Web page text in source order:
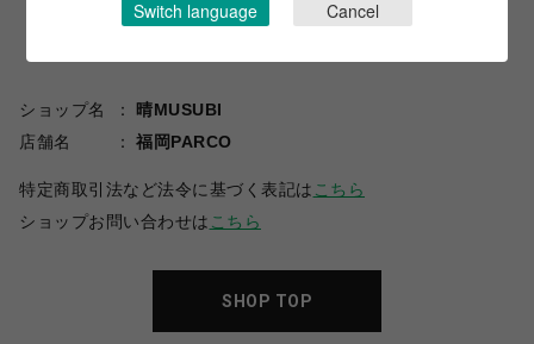
ショップ名
晴MUSUBI
店舗名
福岡PARCO
特定商取引法など法令に基づく表記は こちら
ショップお問い合わせは こちら
SHOP TOP
Switch language Cancel